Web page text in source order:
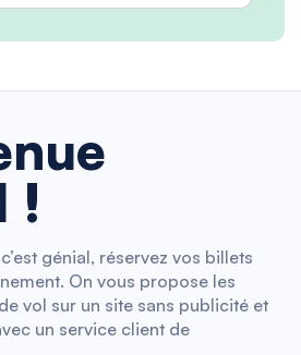
!
génial, réservez vos billets
On vous propose les
vol sur un site sans publicité et
un service client de